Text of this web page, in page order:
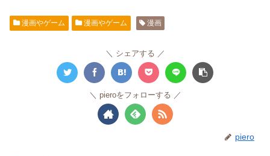
漫画やゲーム 漫画やゲーム 漫画
シェアする
pieroをフォローする
piero